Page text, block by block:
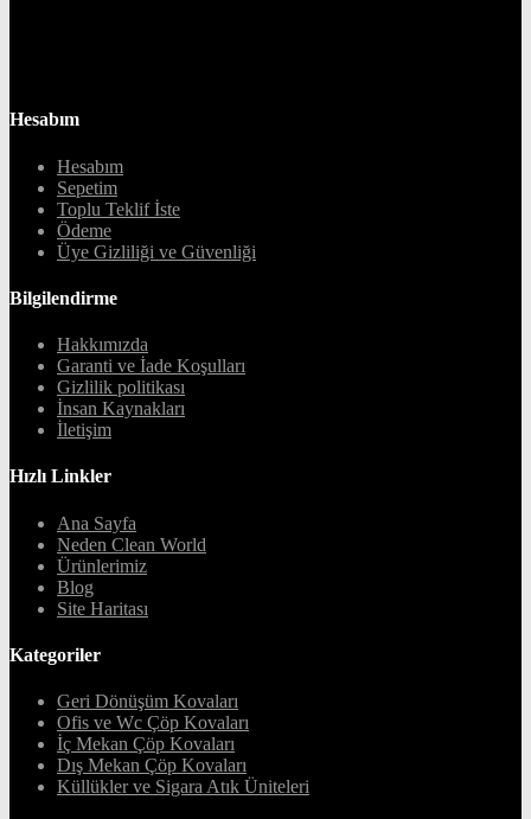
Hesabım
Hesabım
Sepetim
Toplu Teklif İste
Ödeme
Üye Gizliliği ve Güvenliği
Bilgilendirme
Hakkımızda
Garanti ve İade Koşulları
Gizlilik politikası
İnsan Kaynakları
İletişim
Hızlı Linkler
Ana Sayfa
Neden Clean World
Ürünlerimiz
Blog
Site Haritası
Kategoriler
Geri Dönüşüm Kovaları
Ofis ve Wc Çöp Kovaları
İç Mekan Çöp Kovaları
Dış Mekan Çöp Kovaları
Küllükler ve Sigara Atık Üniteleri